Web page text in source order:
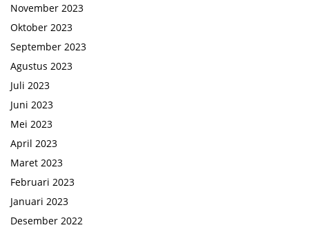
November 2023
Oktober 2023
September 2023
Agustus 2023
Juli 2023
Juni 2023
Mei 2023
April 2023
Maret 2023
Februari 2023
Januari 2023
Desember 2022